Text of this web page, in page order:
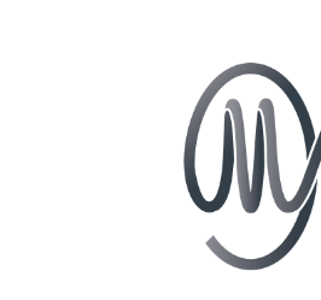
Ga door naar
Ga naar de inhoud